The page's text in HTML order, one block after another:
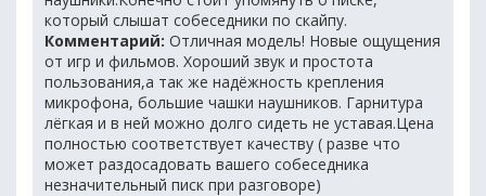
который слышат собеседники по скайпу.
Комментарий: Отличная модель! Новые ощущения
от игр и фильмов. Хороший звук и простота
пользования,а так же надёжность крепления
микрофона, большие чашки наушников. Гарнитура
лёгкая и в ней можно долго сидеть не уставая.Цена
полностью соответствует качеству ( разве что
может раздосадовать вашего собеседника
незначительный писк при разговоре)